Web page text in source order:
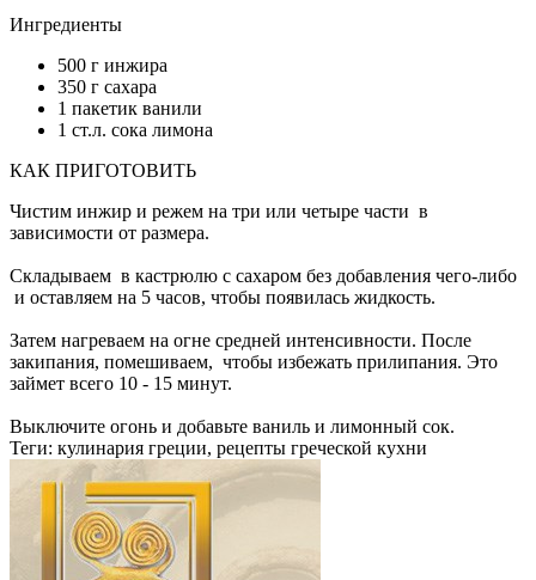
Ингредиенты
500 г инжира
350 г сахара
1 пакетик ванили
1 ст.л. сока лимона
КАК ПРИГОТОВИТЬ
Чистим инжир и режем на три или четыре части в
зависимости от размера.
Складываем в кастрюлю с сахаром без добавления чего-либо
и оставляем на 5 часов, чтобы появилась жидкость.
Затем нагреваем на огне средней интенсивности. После
закипания, помешиваем, чтобы избежать прилипания. Это
займет всего 10 - 15 минут.
Выключите огонь и добавьте ваниль и лимонный сок.
Теги: кулинария греции, рецепты греческой кухни